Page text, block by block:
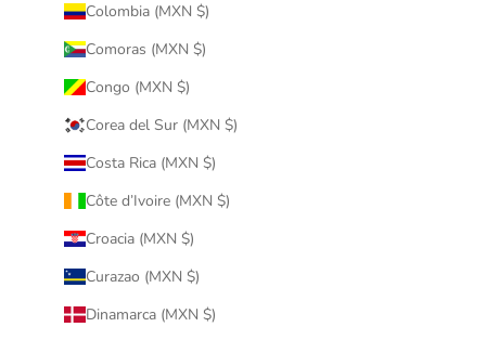
Colombia (MXN $)
Comoras (MXN $)
Congo (MXN $)
Corea del Sur (MXN $)
Costa Rica (MXN $)
Côte d’Ivoire (MXN $)
Croacia (MXN $)
Curazao (MXN $)
Dinamarca (MXN $)